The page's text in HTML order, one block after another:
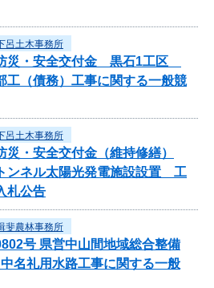
呂土木事務所
災・安全交付金 黒石1工区
工（債務）工事に関する一般競
呂土木事務所
・安全交付金（維持修繕）
ンネル太陽光発電施設設置 工
札公告
斐農林事務所
号 県営中山間地域総合整備
名礼用水路工事に関する一般